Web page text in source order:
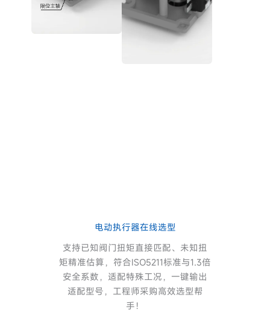
电动执行器在线选型
支持已知阀门扭矩直接匹配、未知扭
矩精准估算，符合ISO5211标准与1.3倍
安全系数，适配特殊工况，一键输出
适配型号，工程师采购高效选型帮
手！